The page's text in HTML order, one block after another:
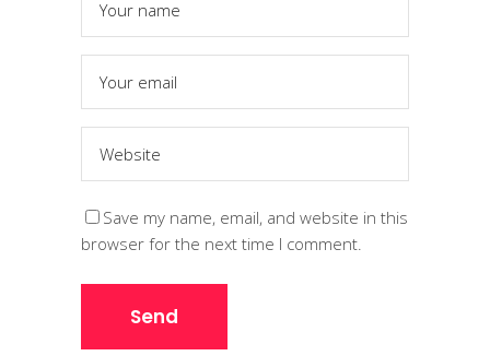
Save my name, email, and website in this
browser for the next time I comment.